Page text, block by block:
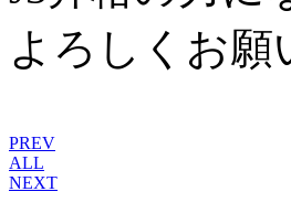
よろしくお願
PREV
ALL
NEXT